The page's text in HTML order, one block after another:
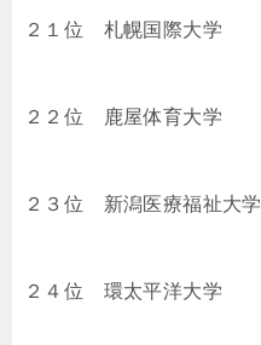
２１位 札幌国際大学
２２位 鹿屋体育大学
２３位 新潟医療福祉大学
２４位 環太平洋大学